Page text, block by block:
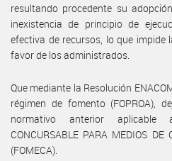
resultando procedente su
inexistencia de principio de
efectiva de recursos, lo que impide
favor de los administrados.
Que mediante la Resolución
régimen de fomento (FOPROA),
normativo anterior aplicable
CONCURSABLE PARA MEDIOS DE
(FOMECA).